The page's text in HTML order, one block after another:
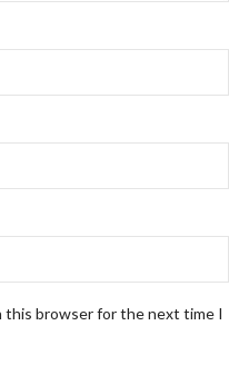
this browser for the next time I